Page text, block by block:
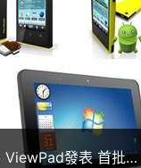
5e 不會在台灣上
，未經授權不得轉載使
萬畫素
ViewPad發表 首批